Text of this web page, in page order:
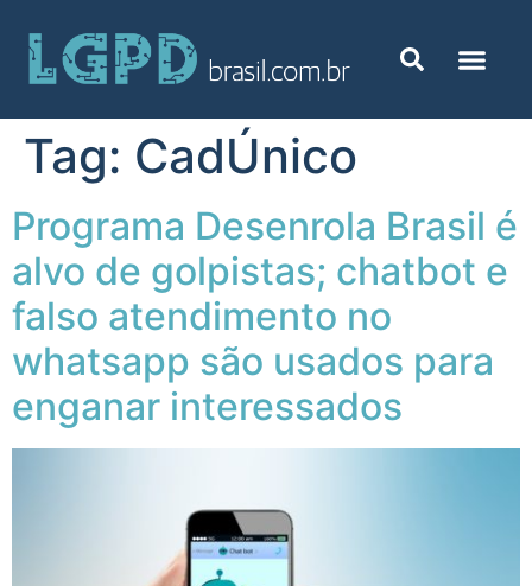
Tag: CadÚnico
Programa Desenrola Brasil é
alvo de golpistas; chatbot e
falso atendimento no
whatsapp são usados para
enganar interessados